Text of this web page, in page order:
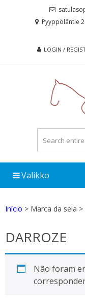
Pyyppöläntie
LOGIN /
Valikko
Início > Marca da sela
DARROZE
Não foram